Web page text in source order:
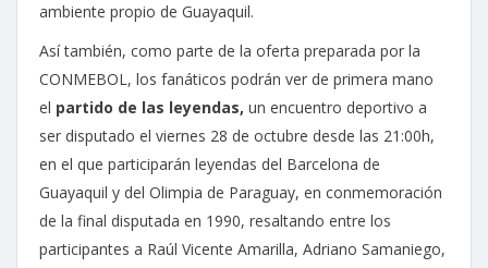
ambiente propio de Guayaquil.
Así también, como parte de la oferta preparada por la
CONMEBOL, los fanáticos podrán ver de primera mano
el partido de las leyendas, un encuentro deportivo a
ser disputado el viernes 28 de octubre desde las 21:00h,
en el que participarán leyendas del Barcelona de
Guayaquil y del Olimpia de Paraguay, en conmemoración
de la final disputada en 1990, resaltando entre los
participantes a Raúl Vicente Amarilla, Adriano Samaniego,